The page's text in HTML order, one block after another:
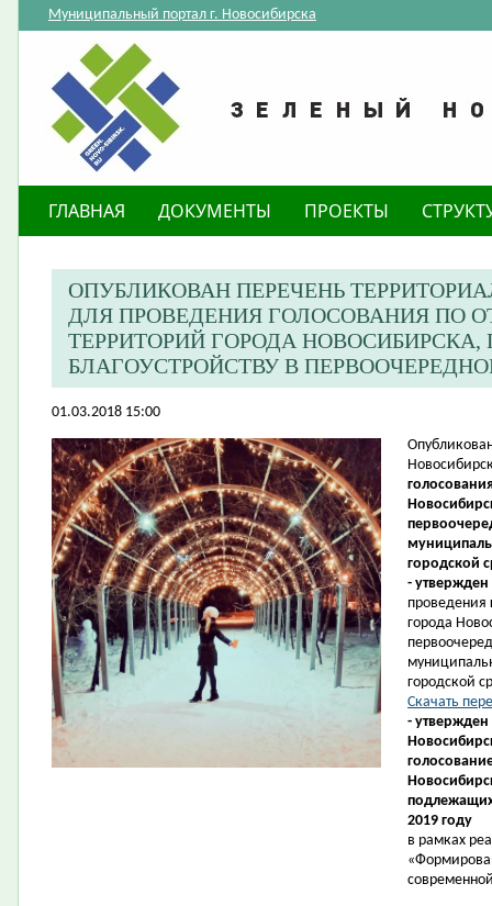
Муниципальный портал г. Новосибирска
ГЛАВНАЯ ДОКУМЕНТЫ ПРОЕКТЫ
ОПУБЛИКОВАН ПЕРЕЧЕНЬ
ДЛЯ ПРОВЕДЕНИЯ ГОЛОСОВАНИЯ ПО
ТЕРРИТОРИЙ ГОРОДА
БЛАГОУСТРОЙСТВУ В
01.03.2018 15:00
городской
-
проведения
города
городской
Скачать
- утвержден
подлежащих
2019 году
в рамках